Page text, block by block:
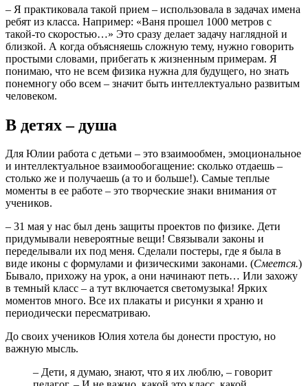
– Я практиковала такой прием – использовала в задачах имена
ребят из класса. Например: «Ваня прошел 1000 метров с
такой-то скоростью…» Это сразу делает задачу наглядной и
близкой. А когда объясняешь сложную тему, нужно говорить
простыми словами, прибегать к жизненным примерам. Я
понимаю, что не всем физика нужна для будущего, но знать
понемногу обо всем – значит быть интеллектуально развитым
человеком.
В детях – душа
Для Юлии работа с детьми – это взаимообмен, эмоциональное
и интеллектуальное взаимообогащение: сколько отдаешь –
столько же и получаешь (а то и больше!). Самые теплые
моменты в ее работе – это творческие знаки внимания от
учеников.
– 31 мая у нас был день защиты проектов по физике. Дети
придумывали невероятные вещи! Связывали законы и
переделывали их под меня. Сделали постеры, где я была в
виде иконы с формулами и физическими законами. (Смеется.)
Бывало, прихожу на урок, а они начинают петь… Или захожу
в темный класс – а тут включается светомузыка! Ярких
моментов много. Все их плакаты и рисунки я храню и
периодически пересматриваю.
До своих учеников Юлия хотела бы донести простую, но
важную мысль.
– Дети, я думаю, знают, что я их люблю, – говорит